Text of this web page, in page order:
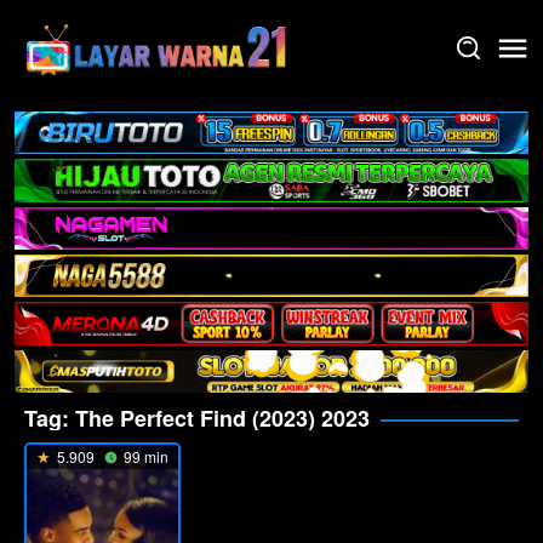
content
Tag: The Perfect Find (2023) 2023
5.909 99 min